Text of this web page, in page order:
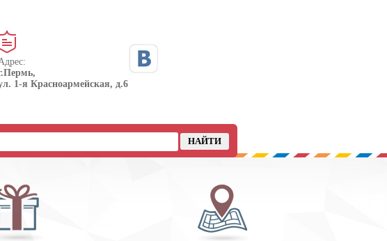
1-я Красноармейская, д.6